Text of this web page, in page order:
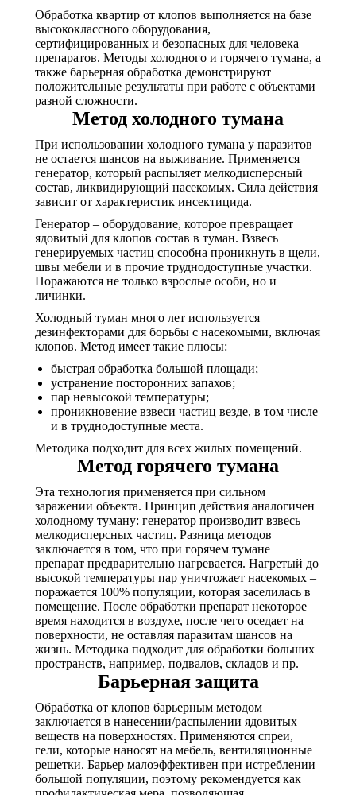
Обработка квартир от клопов выполняется на базе
высококлассного оборудования,
сертифицированных и безопасных для человека
препаратов. Методы холодного и горячего тумана, а
также барьерная обработка демонстрируют
положительные результаты при работе с объектами
разной сложности.
Метод холодного тумана
При использовании холодного тумана у паразитов
не остается шансов на выживание. Применяется
генератор, который распыляет мелкодисперсный
состав, ликвидирующий насекомых. Сила действия
зависит от характеристик инсектицида.
Генератор – оборудование, которое превращает
ядовитый для клопов состав в туман. Взвесь
генерируемых частиц способна проникнуть в щели,
швы мебели и в прочие труднодоступные участки.
Поражаются не только взрослые особи, но и
личинки.
Холодный туман много лет используется
дезинфекторами для борьбы с насекомыми, включая
клопов. Метод имеет такие плюсы:
быстрая обработка большой площади;
устранение посторонних запахов;
пар невысокой температуры;
проникновение взвеси частиц везде, в том числе
и в труднодоступные места.
Методика подходит для всех жилых помещений.
Метод горячего тумана
Эта технология применяется при сильном
заражении объекта. Принцип действия аналогичен
холодному туману: генератор производит взвесь
мелкодисперсных частиц. Разница методов
заключается в том, что при горячем тумане
препарат предварительно нагревается. Нагретый до
высокой температуры пар уничтожает насекомых –
поражается 100% популяции, которая заселилась в
помещение. После обработки препарат некоторое
время находится в воздухе, после чего оседает на
поверхности, не оставляя паразитам шансов на
жизнь. Методика подходит для обработки больших
пространств, например, подвалов, складов и пр.
Барьерная защита
Обработка от клопов барьерным методом
заключается в нанесении/распылении ядовитых
веществ на поверхностях. Применяются спреи,
гели, которые наносят на мебель, вентиляционные
решетки. Барьер малоэффективен при истреблении
большой популяции, поэтому рекомендуется как